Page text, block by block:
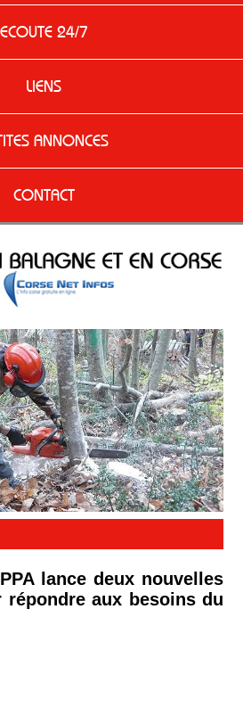
ECOUTE 24/7
LIENS
ANNONCES
CONTACT
lance deux nouvelles
aux besoins du